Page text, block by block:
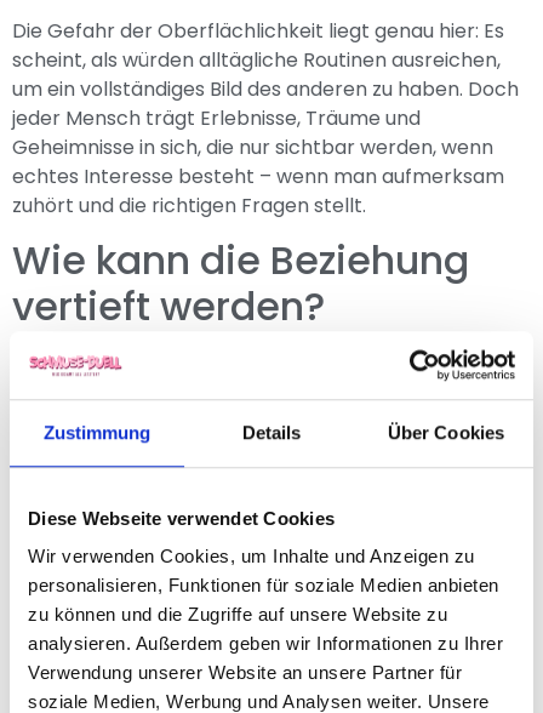
Zustimmung Details Über Cookies
Diese Webseite verwendet Cookies
Wir verwenden Cookies, um Inhalte und Anzeigen zu
personalisieren, Funktionen für soziale Medien anbieten
zu können und die Zugriffe auf unsere Website zu
analysieren. Außerdem geben wir Informationen zu Ihrer
Verwendung unserer Website an unsere Partner für
soziale Medien, Werbung und Analysen weiter. Unsere
Die Gefahr der Oberflächlichkeit liegt genau hier: Es
scheint, als würden alltägliche Routinen ausreichen,
um ein vollständiges Bild des anderen zu haben. Doch
jeder Mensch trägt Erlebnisse, Träume und
Geheimnisse in sich, die nur sichtbar werden, wenn
echtes Interesse besteht – wenn man aufmerksam
zuhört und die richtigen Fragen stellt.
Wie kann die Beziehung
vertieft werden?
Spielerisches
Kennenlernen
Gemeinsame Erlebnisse, offene Gespräche oder auch
ein unterhaltsames Spiel können helfen, den Blick
wieder ganz aufeinander zu richten.
Stell dir vor, du erfährst während eines Spiels, dass die
Lieblingsmärchenfigur deines Herzensmenschen eine
ist, über die ihr noch nie gesprochen habt. Oder dass
eine einfache Frage zeigt, wie unterschiedlich ihr die